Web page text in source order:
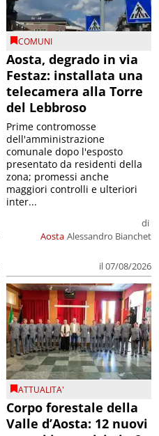
COMUNI
Aosta, degrado in via
Festaz: installata una
telecamera alla Torre
del Lebbroso
Aosta
di
Alessandro Bianchet
il 07/08/2026
Prime contromosse
dell'amministrazione
comunale dopo l'esposto
presentato da residenti della
zona; promessi anche
maggiori controlli e ulteriori
inter...
ATTUALITA'
Corpo forestale della
Valle d’Aosta: 12 nuovi